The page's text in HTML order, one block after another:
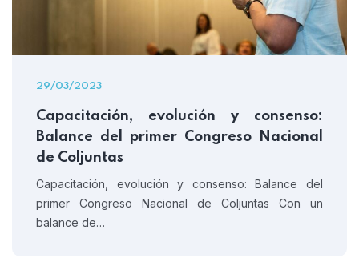
29/03/2023
Capacitación, evolución y consenso:
Balance del primer Congreso Nacional
de Coljuntas
Capacitación, evolución y consenso: Balance del
primer Congreso Nacional de Coljuntas Con un
balance de…